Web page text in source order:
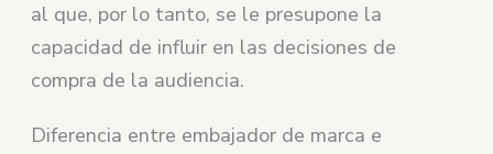
al que, por lo tanto, se le presupone la
capacidad de influir en las decisiones de
compra de la audiencia.
Diferencia entre embajador de marca e